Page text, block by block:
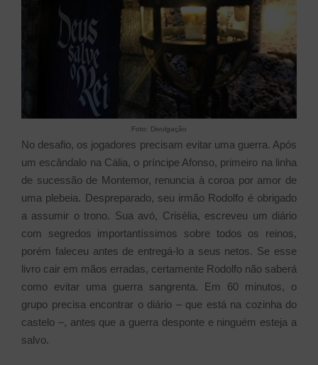
Foto: Divulgação
No desafio, os jogadores precisam evitar uma guerra. Após
um escândalo na Cália, o príncipe Afonso, primeiro na linha
de sucessão de Montemor, renuncia à coroa por amor de
uma plebeia. Despreparado, seu irmão Rodolfo é obrigado
a assumir o trono. Sua avó, Crisélia, escreveu um diário
com segredos importantíssimos sobre todos os reinos,
porém faleceu antes de entregá-lo a seus netos. Se esse
livro cair em mãos erradas, certamente Rodolfo não saberá
como evitar uma guerra sangrenta. Em 60 minutos, o
grupo precisa encontrar o diário – que está na cozinha do
castelo –, antes que a guerra desponte e ninguém esteja a
salvo.